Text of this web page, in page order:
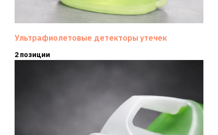
Ультрафиолетовые детекторы утечек
2 позиции